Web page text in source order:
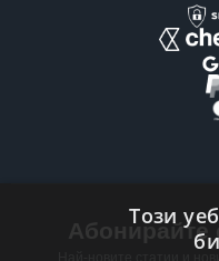
Абонирайте
Този